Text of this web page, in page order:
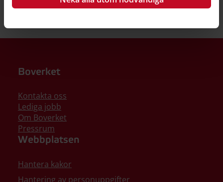
Boverket
Kontakta oss
Lediga jobb
Om Boverket
Pressrum
Webbplatsen
Hantera kakor
Hantering av personuppgifter